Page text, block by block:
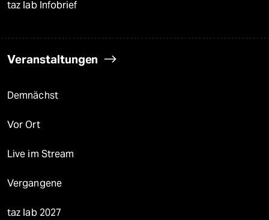
taz lab Infobrief
Veranstaltungen
Demnächst
Vor Ort
Live im Stream
Vergangene
taz lab 2027